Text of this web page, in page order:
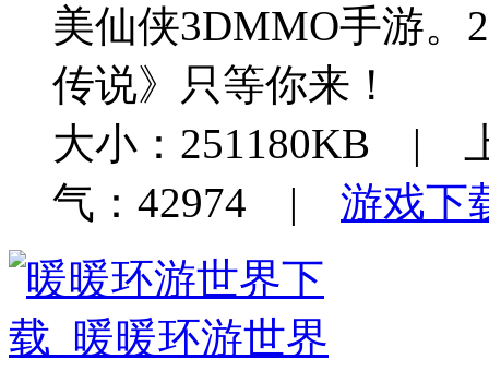
美仙侠3DMMO手游。
传说》只等你来！
大小：251180KB |
气：42974 | 游戏下